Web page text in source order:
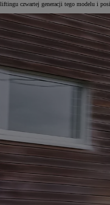
czwartej generacji tego modelu i